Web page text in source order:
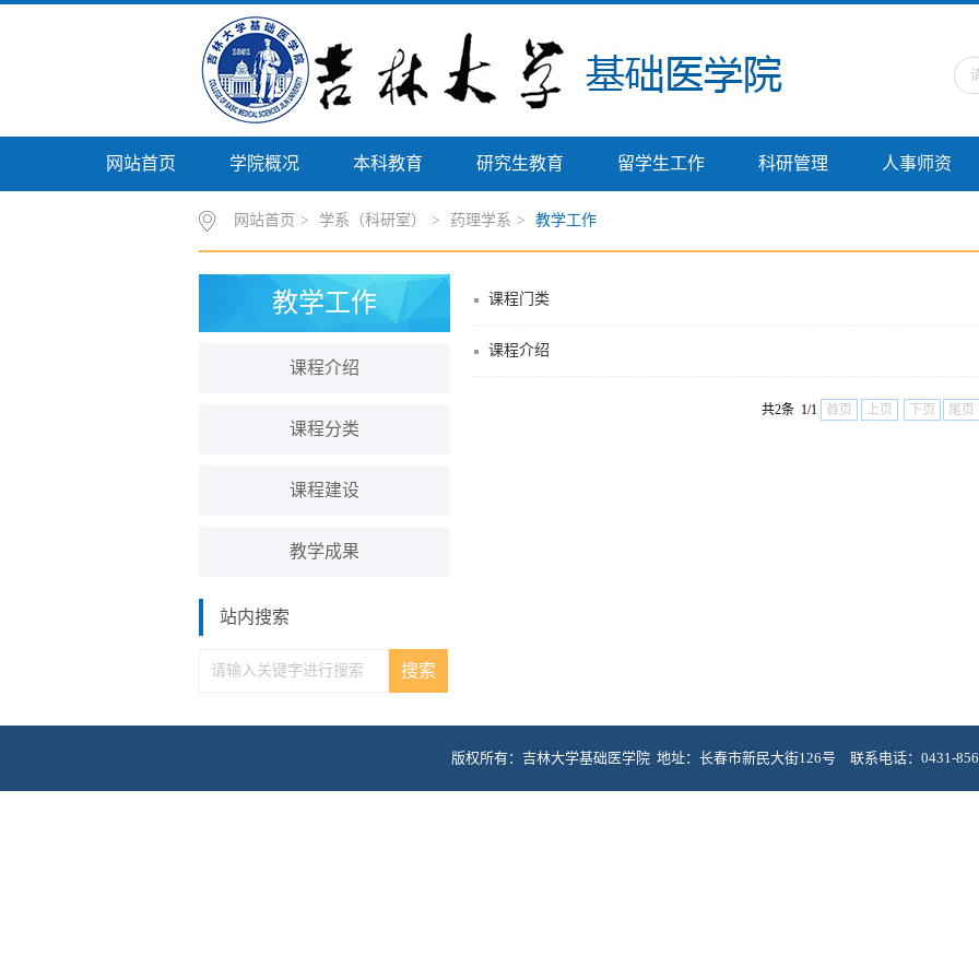
网站首页 学院概况 本科教育 研究生教育 留学生工作 科研管理 人事师资
网站首页 > 学系（科研室） > 药理学系 > 教学工作
教学工作
课程介绍
课程分类
课程建设
教学成果
站内搜索
课程门类
课程介绍
共2条 1/1 首页 上页 下页 尾页
版权所有：吉林大学基础医学院 地址：长春市新民大街126号 联系电话：0431-